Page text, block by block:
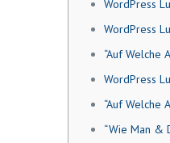
WordPress
WordPress
“Auf Welche
WordPress
“Auf Welche
“Wie Man &